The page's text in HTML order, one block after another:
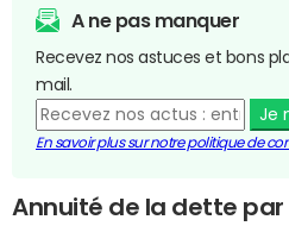
A ne pas manquer
Recevez nos astuces et bons
mail.
Je
En savoir plus sur notre politique de
Annuité de la dette